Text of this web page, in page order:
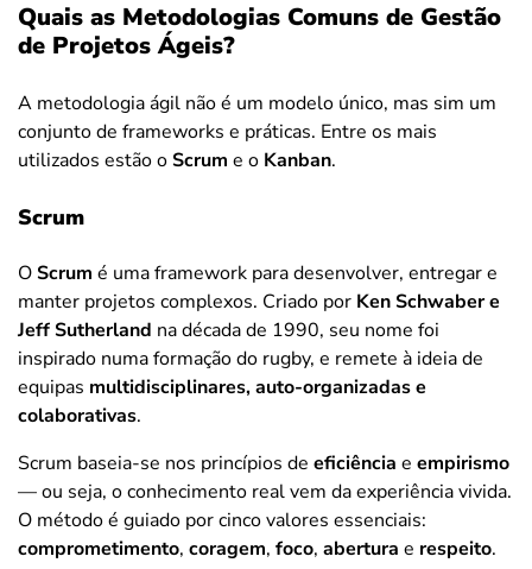
Quais as Metodologias Comuns de Gestão
de Projetos Ágeis?
A metodologia ágil não é um modelo único, mas sim um
conjunto de frameworks e práticas. Entre os mais
utilizados estão oScrum e o Kanban.
Scrum
OScrum é uma framework para desenvolver, entregar e
manter projetos complexos. Criado por Ken Schwaber e
Jeff Sutherland na década de 1990, seu nome foi
inspirado numa formação do rugby, e remete à ideia de
equipas multidisciplinares, auto-organizadas e
colaborativas.
Scrum baseia-se nos princípios de eficiência e empirismo
— ou seja, o conhecimento real vem da experiência vivida.
O método é guiado por cinco valores essenciais:
comprometimento, coragem, foco, abertura e respeito.